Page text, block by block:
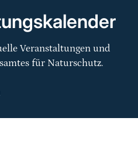
Veranstaltungen und
für Naturschutz.